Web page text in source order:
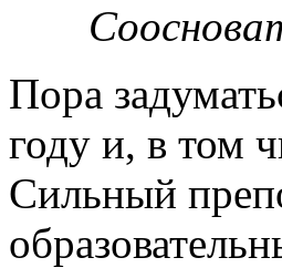
Пора
году и, в том
Сильный